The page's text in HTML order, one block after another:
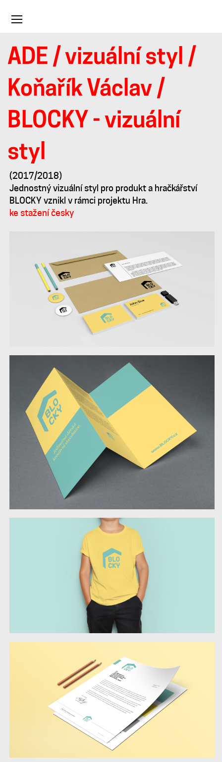
Toggle
ADE / vizuální styl /
Koňařík Václav /
BLOCKY - vizuální
styl
BLOCKY
-
vizuální
styl
(2017/2018)
Jednostný vizuální styl pro produkt a hračkářství
BLOCKY vznikl v rámci projektu Hra.
ke stažení česky